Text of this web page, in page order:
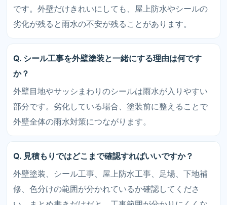
です。外壁だけきれいにしても、屋上防水やシールの
劣化が残ると雨水の不安が残ることがあります。
Q. シール工事を外壁塗装と一緒にする理由は何です
か？
外壁目地やサッシまわりのシールは雨水が入りやすい
部分です。劣化している場合、塗装前に整えることで
外壁全体の雨水対策につながります。
Q. 見積もりではどこまで確認すればいいですか？
外壁塗装、シール工事、屋上防水工事、足場、下地補
修、色分けの範囲が分かれているか確認してくださ